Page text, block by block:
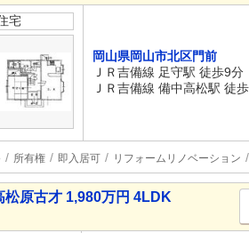
宅
岡山県岡山市北区門前
ＪＲ吉備線 足守駅 徒歩9分
ＪＲ吉備線 備中高松駅 徒
所有権 即入居可 リフォームリノベーション
松原古才 1,980万円 4LDK